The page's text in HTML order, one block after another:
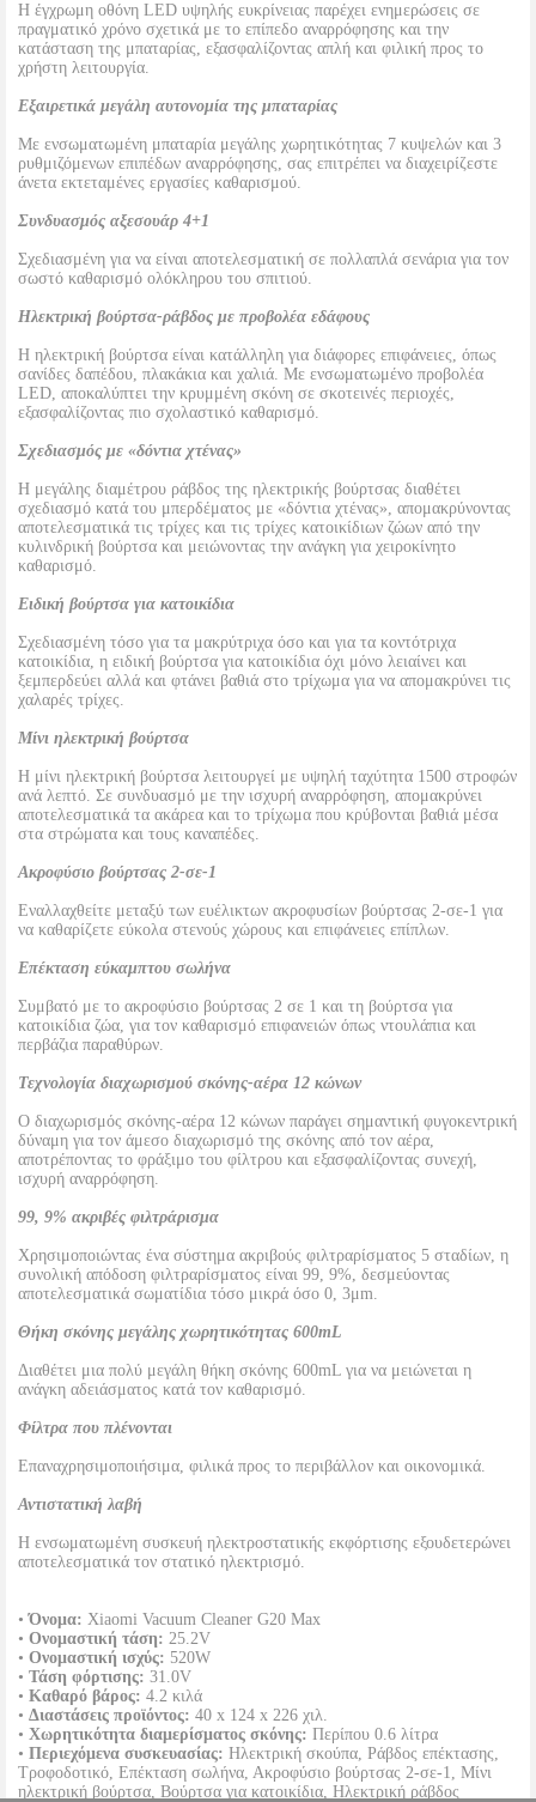
Η έγχρωμη οθόνη LED υψηλής ευκρίνειας παρέχει ενημερώσεις σε
πραγματικό χρόνο σχετικά με το επίπεδο αναρρόφησης και την
κατάσταση της μπαταρίας, εξασφαλίζοντας απλή και φιλική προς το
χρήστη λειτουργία.
Εξαιρετικά μεγάλη αυτονομία της μπαταρίας
Με ενσωματωμένη μπαταρία μεγάλης χωρητικότητας 7 κυψελών και 3
ρυθμιζόμενων επιπέδων αναρρόφησης, σας επιτρέπει να διαχειρίζεστε
άνετα εκτεταμένες εργασίες καθαρισμού.
Συνδυασμός αξεσουάρ 4+1
Σχεδιασμένη για να είναι αποτελεσματική σε πολλαπλά σενάρια για τον
σωστό καθαρισμό ολόκληρου του σπιτιού.
Ηλεκτρική βούρτσα-ράβδος με προβολέα εδάφους
Η ηλεκτρική βούρτσα είναι κατάλληλη για διάφορες επιφάνειες, όπως
σανίδες δαπέδου, πλακάκια και χαλιά. Με ενσωματωμένο προβολέα
LED, αποκαλύπτει την κρυμμένη σκόνη σε σκοτεινές περιοχές,
εξασφαλίζοντας πιο σχολαστικό καθαρισμό.
Σχεδιασμός με «δόντια χτένας»
Η μεγάλης διαμέτρου ράβδος της ηλεκτρικής βούρτσας διαθέτει
σχεδιασμό κατά του μπερδέματος με «δόντια χτένας», απομακρύνοντας
αποτελεσματικά τις τρίχες και τις τρίχες κατοικίδιων ζώων από την
κυλινδρική βούρτσα και μειώνοντας την ανάγκη για χειροκίνητο
καθαρισμό.
Ειδική βούρτσα για κατοικίδια
Σχεδιασμένη τόσο για τα μακρύτριχα όσο και για τα κοντότριχα
κατοικίδια, η ειδική βούρτσα για κατοικίδια όχι μόνο λειαίνει και
ξεμπερδεύει αλλά και φτάνει βαθιά στο τρίχωμα για να απομακρύνει τις
χαλαρές τρίχες.
Μίνι ηλεκτρική βούρτσα
Η μίνι ηλεκτρική βούρτσα λειτουργεί με υψηλή ταχύτητα 1500 στροφών
ανά λεπτό. Σε συνδυασμό με την ισχυρή αναρρόφηση, απομακρύνει
αποτελεσματικά τα ακάρεα και το τρίχωμα που κρύβονται βαθιά μέσα
στα στρώματα και τους καναπέδες.
Ακροφύσιο βούρτσας 2-σε-1
Εναλλαχθείτε μεταξύ των ευέλικτων ακροφυσίων βούρτσας 2-σε-1 για
να καθαρίζετε εύκολα στενούς χώρους και επιφάνειες επίπλων.
Επέκταση εύκαμπτου σωλήνα
Συμβατό με το ακροφύσιο βούρτσας 2 σε 1 και τη βούρτσα για
κατοικίδια ζώα, για τον καθαρισμό επιφανειών όπως ντουλάπια και
περβάζια παραθύρων.
Τεχνολογία διαχωρισμού σκόνης-αέρα 12 κώνων
Ο διαχωρισμός σκόνης-αέρα 12 κώνων παράγει σημαντική φυγοκεντρική
δύναμη για τον άμεσο διαχωρισμό της σκόνης από τον αέρα,
αποτρέποντας το φράξιμο του φίλτρου και εξασφαλίζοντας συνεχή,
ισχυρή αναρρόφηση.
99, 9% ακριβές φιλτράρισμα
Χρησιμοποιώντας ένα σύστημα ακριβούς φιλτραρίσματος 5 σταδίων, η
συνολική απόδοση φιλτραρίσματος είναι 99, 9%, δεσμεύοντας
αποτελεσματικά σωματίδια τόσο μικρά όσο 0, 3μm.
Θήκη σκόνης μεγάλης χωρητικότητας 600mL
Διαθέτει μια πολύ μεγάλη θήκη σκόνης 600mL για να μειώνεται η
ανάγκη αδειάσματος κατά τον καθαρισμό.
Φίλτρα που πλένονται
Επαναχρησιμοποιήσιμα, φιλικά προς το περιβάλλον και οικονομικά.
Αντιστατική λαβή
Η ενσωματωμένη συσκευή ηλεκτροστατικής εκφόρτισης εξουδετερώνει
αποτελεσματικά τον στατικό ηλεκτρισμό.
•Όνομα: Xiaomi Vacuum Cleaner G20 Max
• Ονομαστική τάση: 25.2V
• Ονομαστική ισχύς: 520W
• Τάση φόρτισης: 31.0V
• Καθαρό βάρος: 4.2 κιλά
• Διαστάσεις προϊόντος: 40 x 124 x 226 χιλ.
• Χωρητικότητα διαμερίσματος σκόνης: Περίπου 0.6 λίτρα
• Περιεχόμενα συσκευασίας: Ηλεκτρική σκούπα, Ράβδος επέκτασης,
Τροφοδοτικό, Επέκταση σωλήνα, Ακροφύσιο βούρτσας 2-σε-1, Μίνι
ηλεκτρική βούρτσα, Βούρτσα για κατοικίδια, Ηλεκτρική ράβδος